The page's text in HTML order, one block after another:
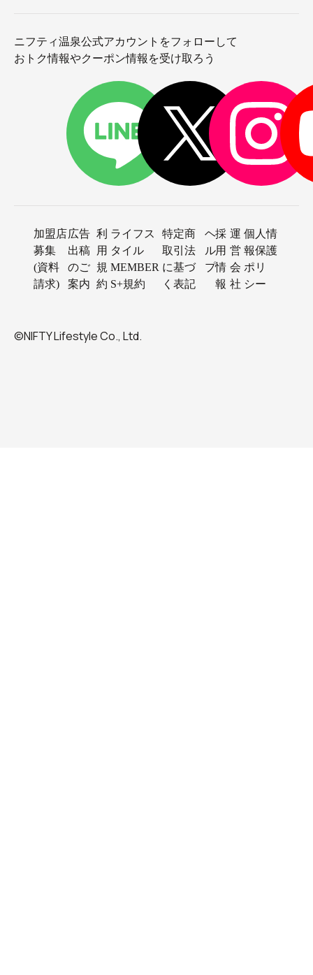
ニフティ温泉公式アカウントをフォローして
おトク情報やクーポン情報を受け取ろう
加盟店
募集
(資料
請求)
広告
出稿
のご
案内
利
用
規
約
ライフス
タイル
MEMBER
S+規約
特定商
取引法
に基づ
く表記
ヘ
ル
プ
採
用
情
報
運
営
会
社
個人情
報保護
ポリ
シー
©NIFTY Lifestyle Co., Ltd.